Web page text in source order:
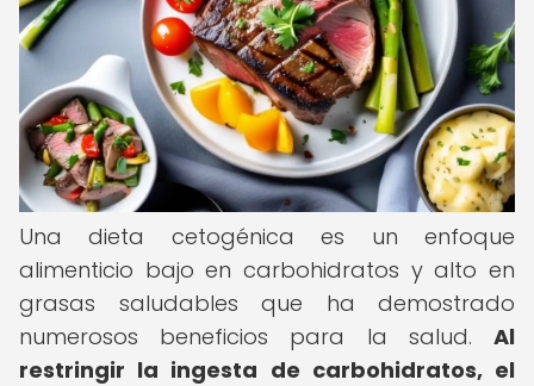
Una dieta cetogénica es un enfoque
alimenticio bajo en carbohidratos y alto en
grasas saludables que ha demostrado
numerosos beneficios para la salud. Al
restringir la ingesta de carbohidratos, el